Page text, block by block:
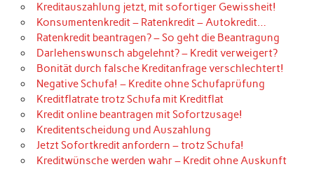
Kreditauszahlung jetzt, mit sofortiger Gewissheit!
Konsumentenkredit – Ratenkredit – Autokredit…
Ratenkredit beantragen? – So geht die Beantragung
Darlehenswunsch abgelehnt? – Kredit verweigert?
Bonität durch falsche Kreditanfrage verschlechtert!
Negative Schufa! – Kredite ohne Schufaprüfung
Kreditflatrate trotz Schufa mit Kreditflat
Kredit online beantragen mit Sofortzusage!
Kreditentscheidung und Auszahlung
Jetzt Sofortkredit anfordern – trotz Schufa!
Kreditwünsche werden wahr – Kredit ohne Auskunft